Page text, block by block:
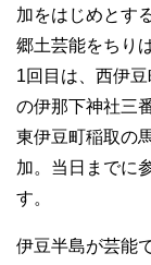
加をはじめとす
郷土芸能をちり
1回目は、西伊
の伊那下神社三
東伊豆町稲取の
加。当日までに
す。
伊豆半島が芸能